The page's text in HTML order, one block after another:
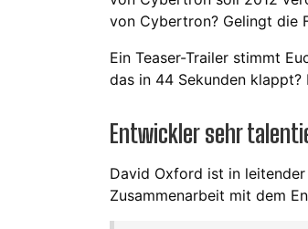
von Cybertron? Gelingt die
Ein Teaser-Trailer stimmt
das in 44 Sekunden klappt?
Entwickler sehr
David Oxford ist in
Zusammenarbeit mit dem